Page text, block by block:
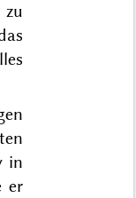
in
er